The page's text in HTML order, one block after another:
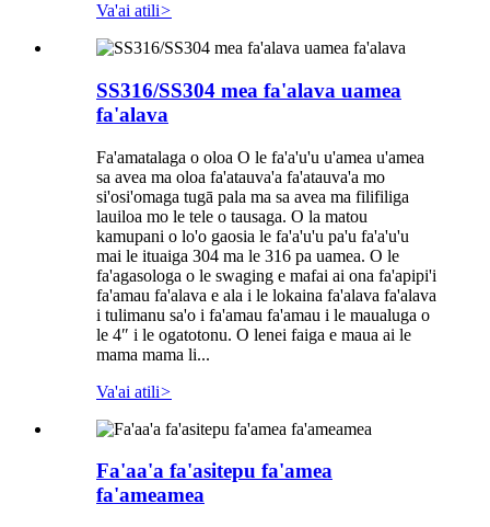
Va'ai atili>
SS316/SS304 mea fa'alava uamea
fa'alava
Fa'amatalaga o oloa O le fa'a'u'u u'amea u'amea
sa avea ma oloa fa'atauva'a fa'atauva'a mo
si'osi'omaga tugā pala ma sa avea ma filifiliga
lauiloa mo le tele o tausaga. O la matou
kamupani o lo'o gaosia le fa'a'u'u pa'u fa'a'u'u
mai le ituaiga 304 ma le 316 pa uamea. O le
fa'agasologa o le swaging e mafai ai ona fa'apipi'i
fa'amau fa'alava e ala i le lokaina fa'alava fa'alava
i tulimanu sa'o i fa'amau fa'amau i le maualuga o
le 4″ i le ogatotonu. O lenei faiga e maua ai le
mama mama li...
Va'ai atili>
Fa'aa'a fa'asitepu fa'amea
fa'ameamea